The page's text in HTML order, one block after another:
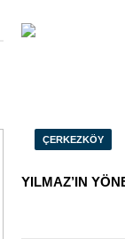
ÇERKEZKÖY
YILMAZ’IN